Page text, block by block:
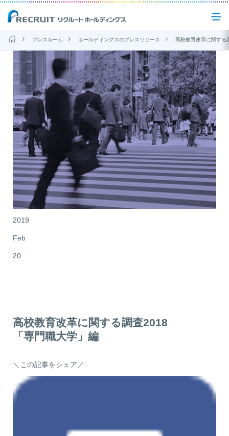
企業情報
事業紹介
サステナビリティ
IR(投資家情報)
ニュース
お問い合わせ
プレスルーム ホールディングスのプレスリリース 高校教育改革に関する調査2018 「専門
2019
Feb
20
高校教育改革に関する調査2018
「専門職大学」編
＼この記事をシェア／